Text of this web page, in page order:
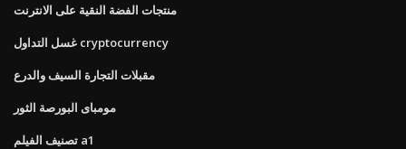
منتجات الفضة النقية على الانترنت
غسل التداول cryptocurrency
مقبلات التجارة السيف والدرع
مومباى البورصة الثور
تصنيف الفيلم a1